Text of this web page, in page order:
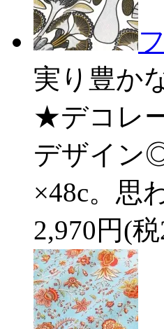
実り豊か
★デコレ
デザイン
×48c。思
2,970円(